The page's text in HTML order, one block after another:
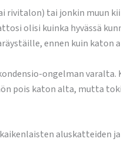
tai jonkin muun
olisi kuinka hyvässä
ennen kuin katon
ongelman
pois katon alta, mutta
aluskatteiden